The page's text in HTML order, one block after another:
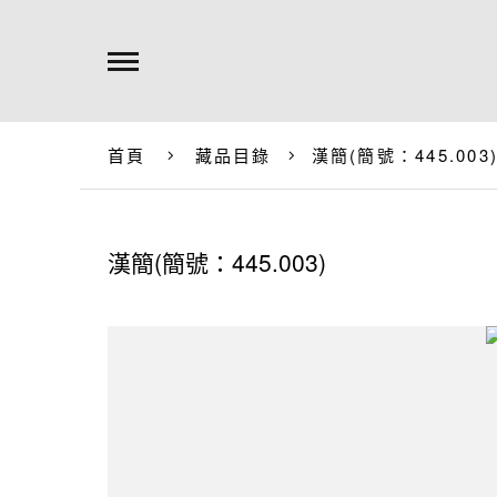
首頁 藏品目錄 漢簡(簡號：445.003)
漢簡(簡號：445.003)